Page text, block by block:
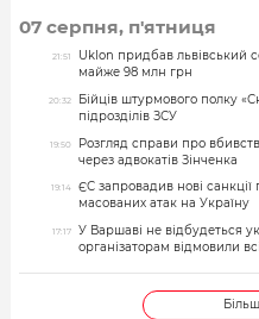
07 серпня, п'ятниця
21:51
Uklon придбав львівський
майже 98 млн грн
20:32
Бійців штурмового полку
підрозділів ЗСУ
19:50
Розгляд справи про
через адвокатів Зінченка
19:14
ЄС запровадив нові
масованих атак на Україну
17:17
У Варшаві не відбудеться
організаторам відмовили